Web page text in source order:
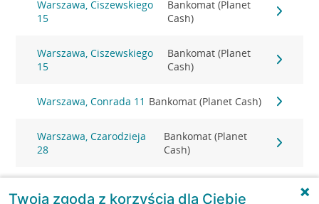
Warszawa, Ciszewskiego
15
Bankomat (Planet
Cash)
Warszawa, Ciszewskiego
15
Bankomat (Planet
Cash)
Warszawa, Conrada 11 Bankomat (Planet Cash)
Warszawa, Czarodzieja
28
Bankomat (Planet
Cash)
Twoja zgoda z korzyścią dla Ciebie